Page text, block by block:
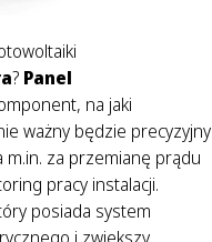
? Panel
na jaki
ważny będzie precyzyjny
za przemianę prądu
pracy instalacji.
posiada system